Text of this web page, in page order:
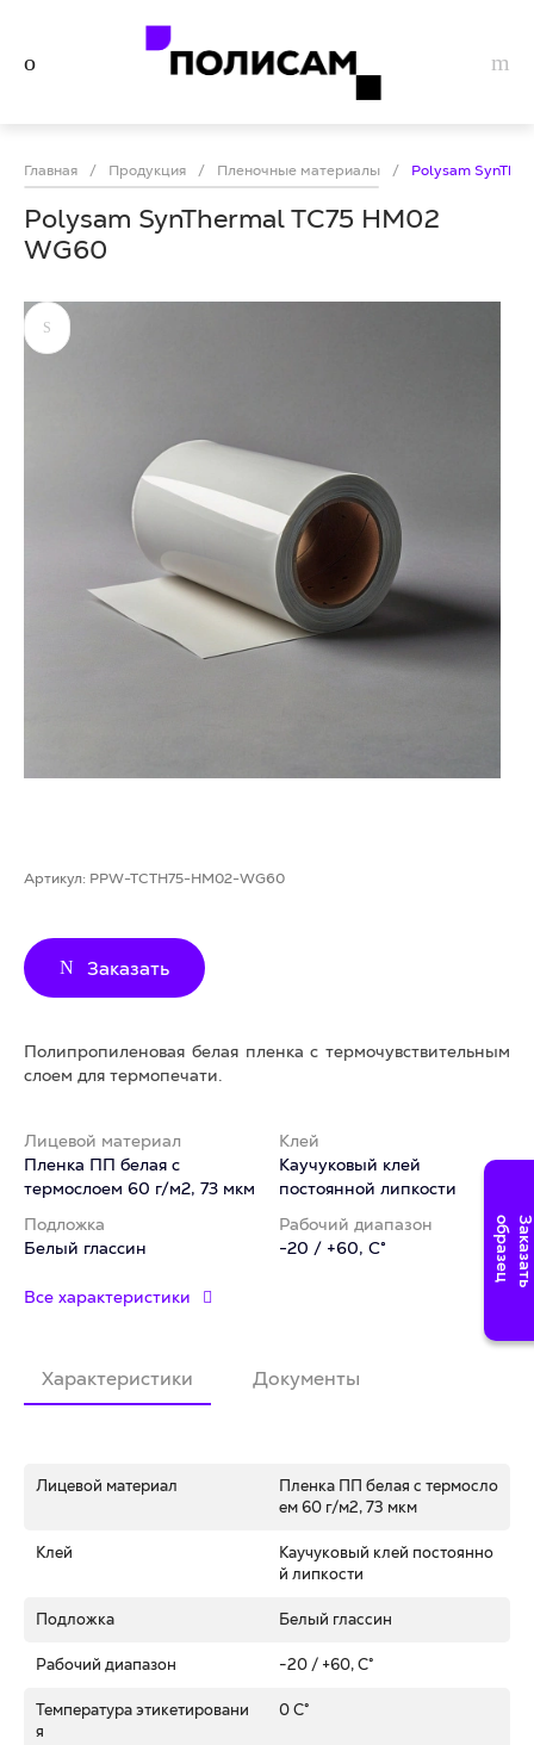
Главная / Продукция / Пленочные материалы / Polysam
Polysam SynThermal TC75 HM02
WG60
Артикул: PPW-TCTH75-HM02-WG60
Заказать
Полипропиленовая белая пленка с термочувствительным
слоем для термопечати.
Лицевой материал
Пленка ПП белая с
термослоем 60 г/м2, 73 мкм
Клей
Каучуковый клей
постоянной липкости
Подложка
Белый глассин
Рабочий диапазон
-20 / +60, C°
Все характеристики
Характеристики Документы
Лицевой материал
Пленка ПП белая с термосло
ем 60 г/м2, 73 мкм
Клей
Каучуковый клей постоянно
й липкости
Подложка Белый глассин
Рабочий диапазон -20 / +60, C°
Температура этикетировани
я
0 C°
З
а
к
а
з
а
т
ь
о
б
р
а
з
е
ц